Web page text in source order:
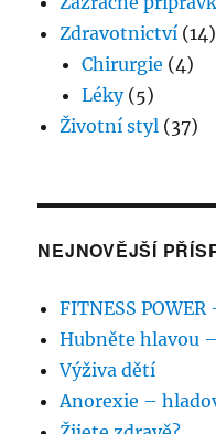
Zdravotnictví (14)
Chirurgie (4)
Léky(5)
Životní styl (37)
NEJNOVĚJŠÍ
FITNESS
Hubněte hlavou
Výživa dětí
Anorexie –